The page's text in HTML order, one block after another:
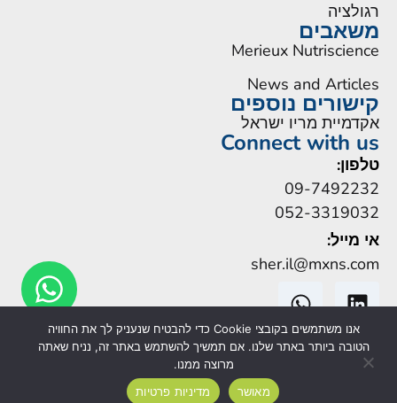
רגולציה
משאבים
Merieux Nutriscience
News and Articles
קישורים נוספים
אקדמיית מריו ישראל
Connect with us
טלפון:
09-7492232
052-3319032
אי מייל:
sher.il@mxns.com
|הצהרת נגישות | Mérieux NutriSciences
אנו משתמשים בקובצי Cookie כדי להבטיח שנעניק לך את החוויה
הטובה ביותר באתר שלנו. אם תמשיך להשתמש באתר זה, נניח שאתה
מרוצה ממנו.
מאושר
מדיניות פרטיות